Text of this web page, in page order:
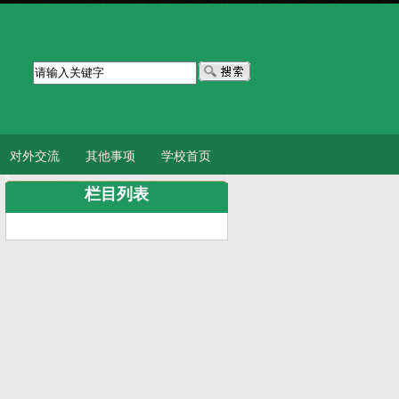
对外交流 其他事项 学校首页
栏目列表